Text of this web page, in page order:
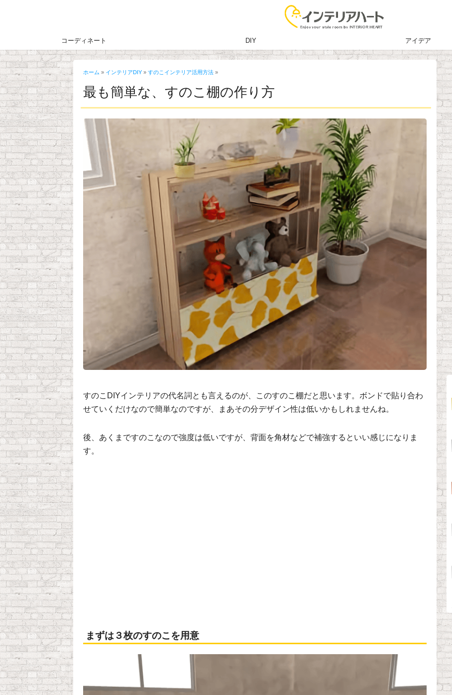
コーディネート DIY アイデア
ホーム » インテリアDIY » すのこインテリア活用方法 »
最も簡単な、すのこ棚の作り方
すのこDIYインテリアの代名詞とも言えるのが、このすのこ棚だと思います。ボンドで貼り合わ
せていくだけなので簡単なのですが、まあその分デザイン性は低いかもしれませんね。
後、あくまですのこなので強度は低いですが、背面を角材などで補強するといい感じになりま
す。
まずは３枚のすのこを用意